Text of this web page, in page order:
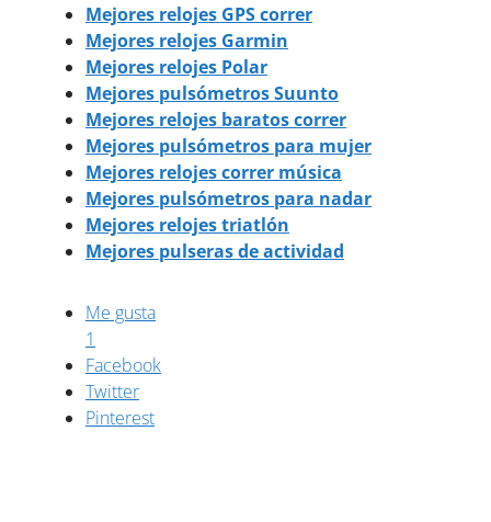
Mejores relojes GPS correr
Mejores relojes Garmin
Mejores relojes Polar
Mejores pulsómetros Suunto
Mejores relojes baratos correr
Mejores pulsómetros para mujer
Mejores relojes correr música
Mejores pulsómetros para nadar
Mejores relojes triatlón
Mejores pulseras de actividad
Me gusta
1
Facebook
Twitter
Pinterest